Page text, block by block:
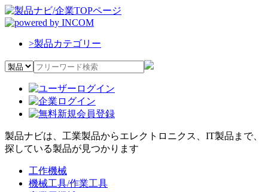
>製品カテゴリー
製品ナビは、工業製品からエレクトロニクス、IT製品まで、
探している製品が見つかります
工作機械
機械工具/作業工具